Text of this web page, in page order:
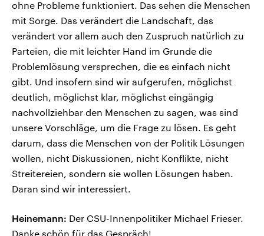
ohne Probleme funktioniert. Das sehen die Menschen
mit Sorge. Das verändert die Landschaft, das
verändert vor allem auch den Zuspruch natürlich zu
Parteien, die mit leichter Hand im Grunde die
Problemlösung versprechen, die es einfach nicht
gibt. Und insofern sind wir aufgerufen, möglichst
deutlich, möglichst klar, möglichst eingängig
nachvollziehbar den Menschen zu sagen, was sind
unsere Vorschläge, um die Frage zu lösen. Es geht
darum, dass die Menschen von der Politik Lösungen
wollen, nicht Diskussionen, nicht Konflikte, nicht
Streitereien, sondern sie wollen Lösungen haben.
Daran sind wir interessiert.
Heinemann: Der CSU-Innenpolitiker Michael Frieser.
Danke schön für das Gespräch!